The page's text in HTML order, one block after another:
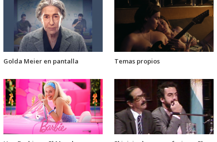
Golda Meier en pantalla Temas propios